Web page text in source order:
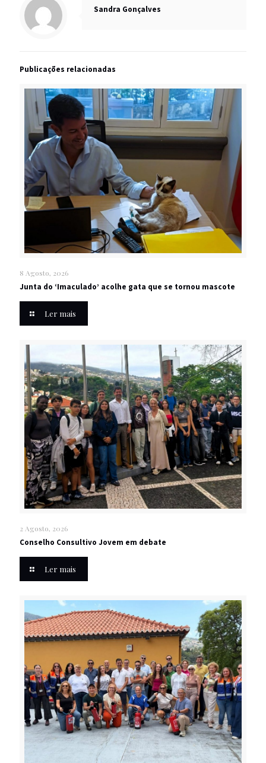
Sandra Gonçalves
Publicações relacionadas
8 Agosto, 2026
Junta do ‘Imaculado’ acolhe gata que se tornou mascote
Ler mais
2 Agosto, 2026
Conselho Consultivo Jovem em debate
Ler mais